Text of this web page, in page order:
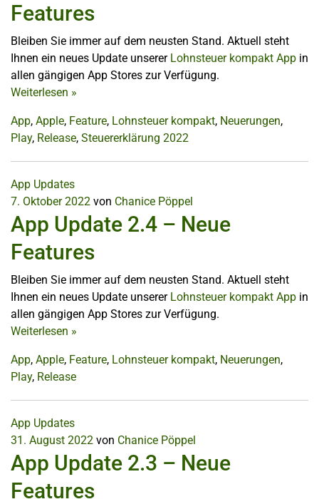
Features
Bleiben Sie immer auf dem neusten Stand. Aktuell steht
Ihnen ein neues Update unserer Lohnsteuer kompakt App in
allen gängigen App Stores zur Verfügung.
Weiterlesen »
App, Apple, Feature, Lohnsteuer kompakt, Neuerungen,
Play, Release, Steuererklärung 2022
App Updates
7. Oktober 2022 von Chanice Pöppel
App Update 2.4 – Neue
Features
Bleiben Sie immer auf dem neusten Stand. Aktuell steht
Ihnen ein neues Update unserer Lohnsteuer kompakt App in
allen gängigen App Stores zur Verfügung.
Weiterlesen »
App, Apple, Feature, Lohnsteuer kompakt, Neuerungen,
Play, Release
App Updates
31. August 2022 von Chanice Pöppel
App Update 2.3 – Neue
Features